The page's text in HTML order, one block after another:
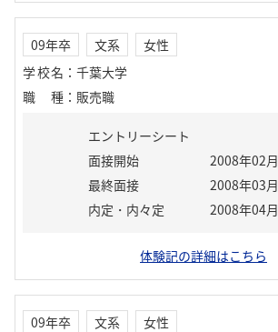
09年卒 文系
女性
学校名 ： 千葉大学
職種 ： 販売職
エントリーシート
面接開始
2008年02月
最終面接
2008年03月
内定・内々定
2008年04月
体験記の詳細はこちら
09年卒 文系
女性